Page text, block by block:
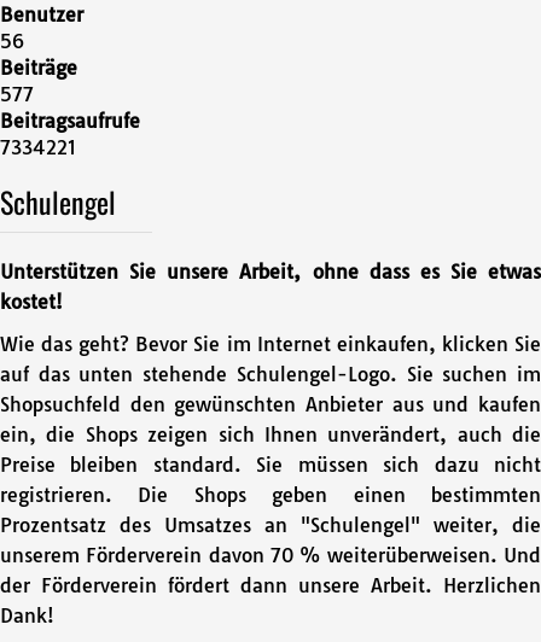
Benutzer
56
Beiträge
577
Beitragsaufrufe
7334221
Schulengel
Unterstützen Sie unsere Arbeit, ohne dass es Sie etwas
kostet!
Wie das geht? Bevor Sie im Internet einkaufen, klicken Sie
auf das unten stehende Schulengel-Logo. Sie suchen im
Shopsuchfeld den gewünschten Anbieter aus und kaufen
ein, die Shops zeigen sich Ihnen unverändert, auch die
Preise bleiben standard. Sie müssen sich dazu nicht
registrieren. Die Shops geben einen bestimmten
Prozentsatz des Umsatzes an "Schulengel" weiter, die
unserem Förderverein davon 70 % weiterüberweisen. Und
der Förderverein fördert dann unsere Arbeit. Herzlichen
Dank!